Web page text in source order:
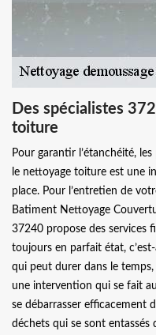
Des spécialistes
toiture
Pour garantir l’étanchéité,
le nettoyage toiture est une
place. Pour l’entretien de
Batiment Nettoyage
37240 propose des services
toujours en parfait état,
qui peut durer dans le
une intervention qui se fait
se débarrasser efficacement
déchets qui se sont